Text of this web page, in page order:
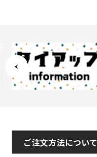
ご注文方法について